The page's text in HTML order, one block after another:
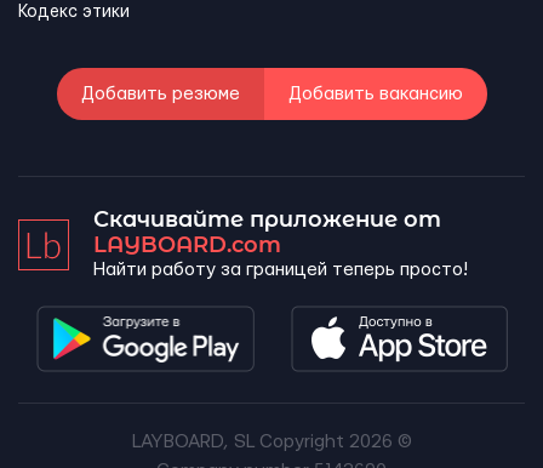
Кодекс этики
Добавить резюме Добавить вакансию
Скачивайте приложение от
LAYBOARD.com
Найти работу за границей теперь просто!
LAYBOARD, SL Copyright 2026 ©